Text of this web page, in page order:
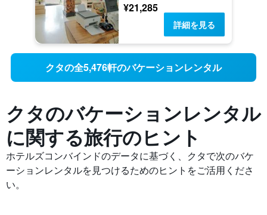
¥21,285
詳細を見る
クタの全5,476軒のバケーションレンタル
クタのバケーションレンタル
に関する旅行のヒント
ホテルズコンバインドのデータに基づく、クタ​で次のバケ
ーションレンタルを見つけるためのヒントをご活用くださ
い。